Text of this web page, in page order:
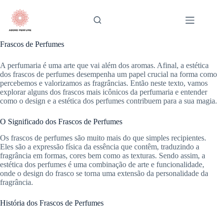
para
conteúdo
Frascos de Perfumes
A perfumaria é uma arte que vai além dos aromas. Afinal, a estética
dos frascos de perfumes desempenha um papel crucial na forma como
percebemos e valorizamos as fragrâncias. Então neste texto, vamos
explorar alguns dos frascos mais icônicos da perfumaria e entender
como o design e a estética dos perfumes contribuem para a sua magia.
O Significado dos Frascos de Perfumes
Os frascos de perfumes são muito mais do que simples recipientes.
Eles são a expressão física da essência que contêm, traduzindo a
fragrância em formas, cores bem como as texturas. Sendo assim, a
estética dos perfumes é uma combinação de arte e funcionalidade,
onde o design do frasco se torna uma extensão da personalidade da
fragrância.
História dos Frascos de Perfumes